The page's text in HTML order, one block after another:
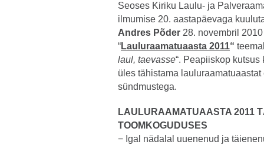
Seoses Kiriku Laulu- ja
ilmumise 20. aastapäevaga
Andres Põder 28. novembril
“Lauluraamatuaasta 2011“
laul, taevasse“. Peapiiskop
üles tähistama lauluraamatuaastat
sündmustega.
LAULURAAMATUAASTA 2011
TOOMKOGUDUSES
− Igal nädalal uuenenud ja